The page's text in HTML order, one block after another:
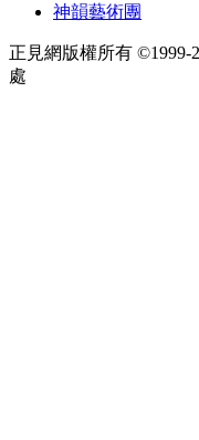
神韻藝術團
正見網版權所有 ©1999-
處